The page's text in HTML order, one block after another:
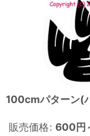
100cmパターン(
販売価格: 600円